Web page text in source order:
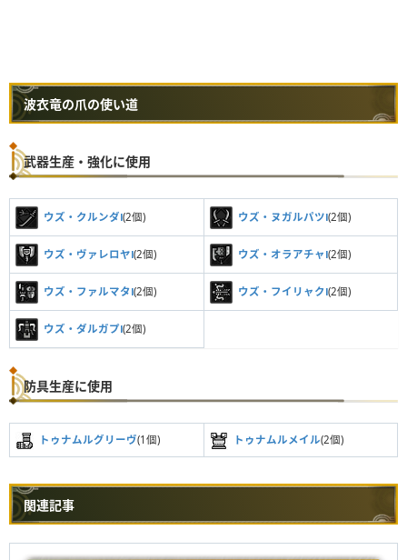
波衣竜の爪の使い道
武器生産・強化に使用
ウズ・クルンダⅠ(2個) ウズ・ヌガルパツⅠ(2個)
ウズ・ヴァレロヤⅠ(2個) ウズ・オラアチャⅠ(2個)
ウズ・ファルマタⅠ(2個) ウズ・フイリャクⅠ(2個)
ウズ・ダルガプⅠ(2個)
防具生産に使用
トゥナムルグリーヴ(1個) トゥナムルメイル(2個)
関連記事